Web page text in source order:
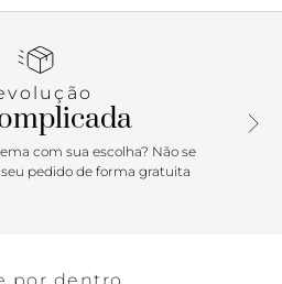
mão e fecho superior em zíper.
com sua escolha? Não se
pedido de forma gratuita